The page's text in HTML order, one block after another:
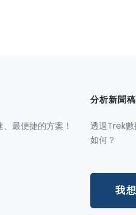
最便捷的方案！
分析新聞
透過Trek
如何？
我